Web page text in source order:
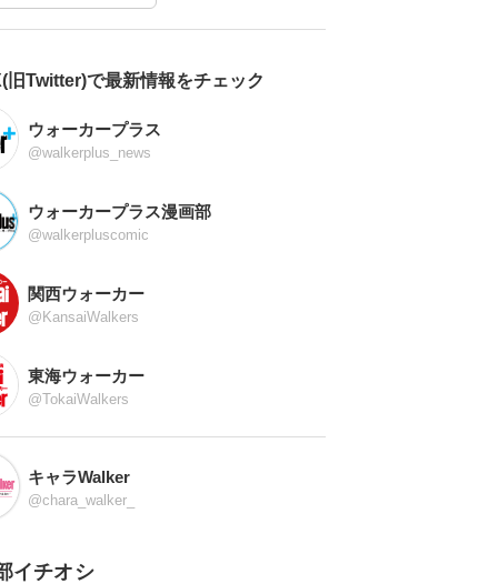
旧Twitter)で最新情報をチェック
ウォーカープラス
@walkerplus_news
ウォーカープラス漫画部
@walkerpluscomic
関西ウォーカー
@KansaiWalkers
東海ウォーカー
@TokaiWalkers
キャラWalker
@chara_walker_
イチオシ